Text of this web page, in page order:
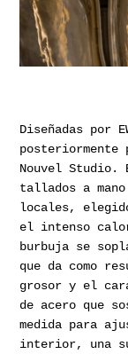
Diseñadas por
posteriormente
Nouvel Studio.
tallados a
locales,
el intenso
burbuja se
que da como
grosor y el
de acero que
medida para
interior, una